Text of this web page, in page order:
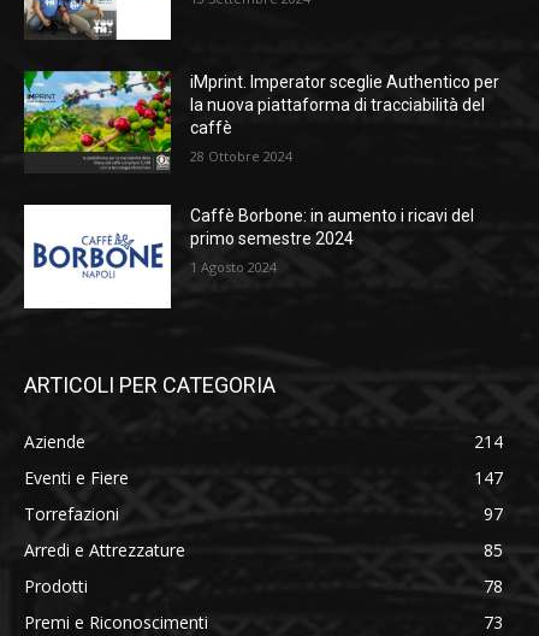
iMprint. Imperator sceglie Authentico per
la nuova piattaforma di tracciabilità del
caffè
28 Ottobre 2024
Caffè Borbone: in aumento i ricavi del
primo semestre 2024
1 Agosto 2024
ARTICOLI PER CATEGORIA
Aziende
214
Eventi e Fiere
147
Torrefazioni
97
Arredi e Attrezzature
85
Prodotti
78
Premi e Riconoscimenti
73